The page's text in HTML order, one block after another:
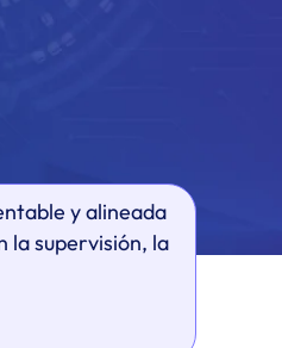
y alineada
la supervisión, la